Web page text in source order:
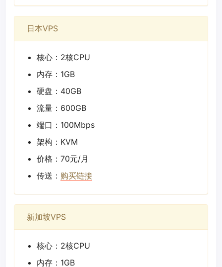
日本VPS
核心：2核CPU
内存：1GB
硬盘：40GB
流量：600GB
端口：100Mbps
架构：KVM
价格：70元/月
传送： 购买链接
新加坡VPS
核心：2核CPU
内存：1GB